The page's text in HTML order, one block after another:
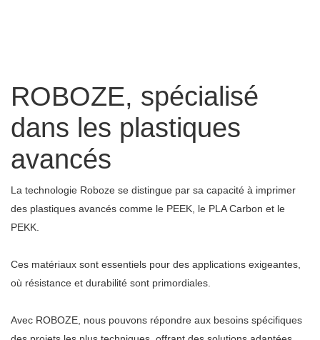
ROBOZE, spécialisé
dans les plastiques
avancés
La technologie Roboze se distingue par sa capacité à imprimer
des plastiques avancés comme le PEEK, le PLA Carbon et le
PEKK.
Ces matériaux sont essentiels pour des applications exigeantes,
où résistance et durabilité sont primordiales.
Avec ROBOZE, nous pouvons répondre aux besoins spécifiques